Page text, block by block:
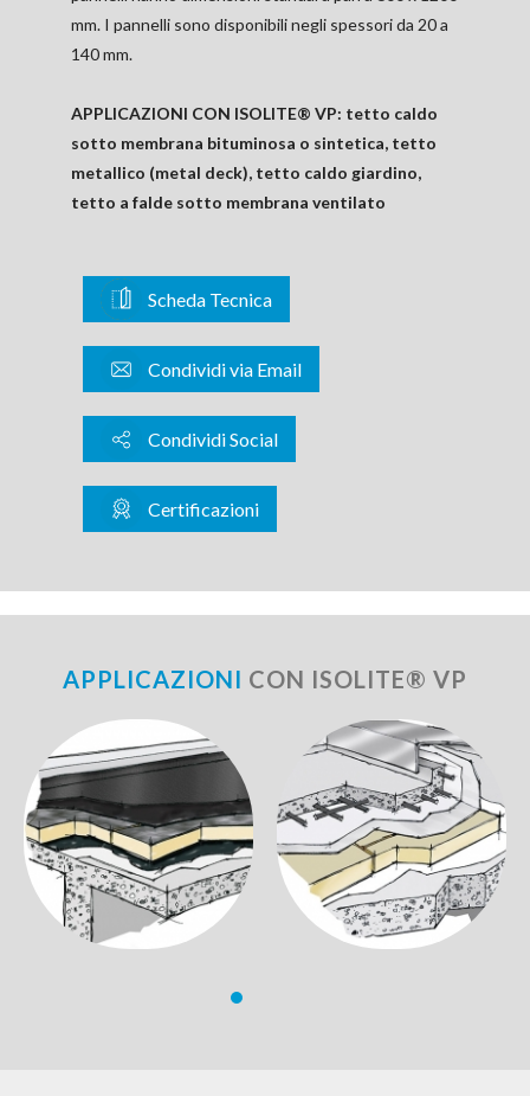
mm. I pannelli sono disponibili negli spessori da 20 a
140 mm.
APPLICAZIONI CON ISOLITE® VP: tetto caldo
sotto membrana bituminosa o sintetica, tetto
metallico (metal deck), tetto caldo giardino,
tetto a falde sotto membrana ventilato
Scheda Tecnica
Condividi via Email
Condividi Social
Certificazioni
APPLICAZIONI CON ISOLITE® VP